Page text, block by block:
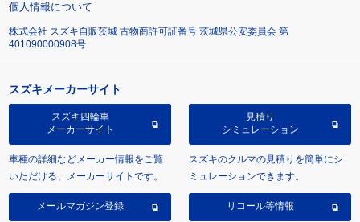
個人情報について
株式会社 スズキ自販茨城 古物商許可証番号 茨城県公安委員会 第
401090000908号
スズキメーカーサイト
スズキ四輪車
メーカーサイト
車種の詳細などメーカー情報をご覧
いただける、メーカーサイトです。
見積り
シミュレーション
スズキのクルマの見積りを簡単にシ
ミュレーションできます。
メールマガジン登録 リコール等情報